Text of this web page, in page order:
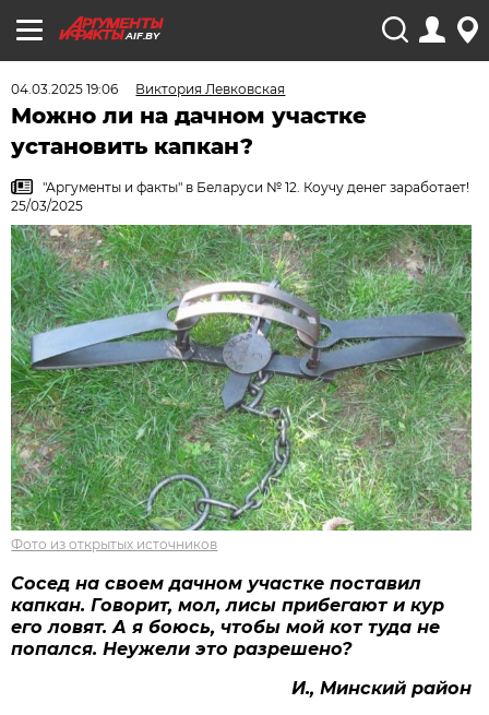
AIF.BY
04.03.2025 19:06 Виктория Левковская
Можно ли на дачном участке
установить капкан?
"Аргументы и факты" в Беларуси № 12. Коучу денег заработает!
25/03/2025
Фото из открытых источников
Сосед на своем дачном участке поставил
капкан. Говорит, мол, лисы прибегают и кур
его ловят. А я боюсь, чтобы мой кот туда не
попался. Неужели это разрешено?
И., Минский район